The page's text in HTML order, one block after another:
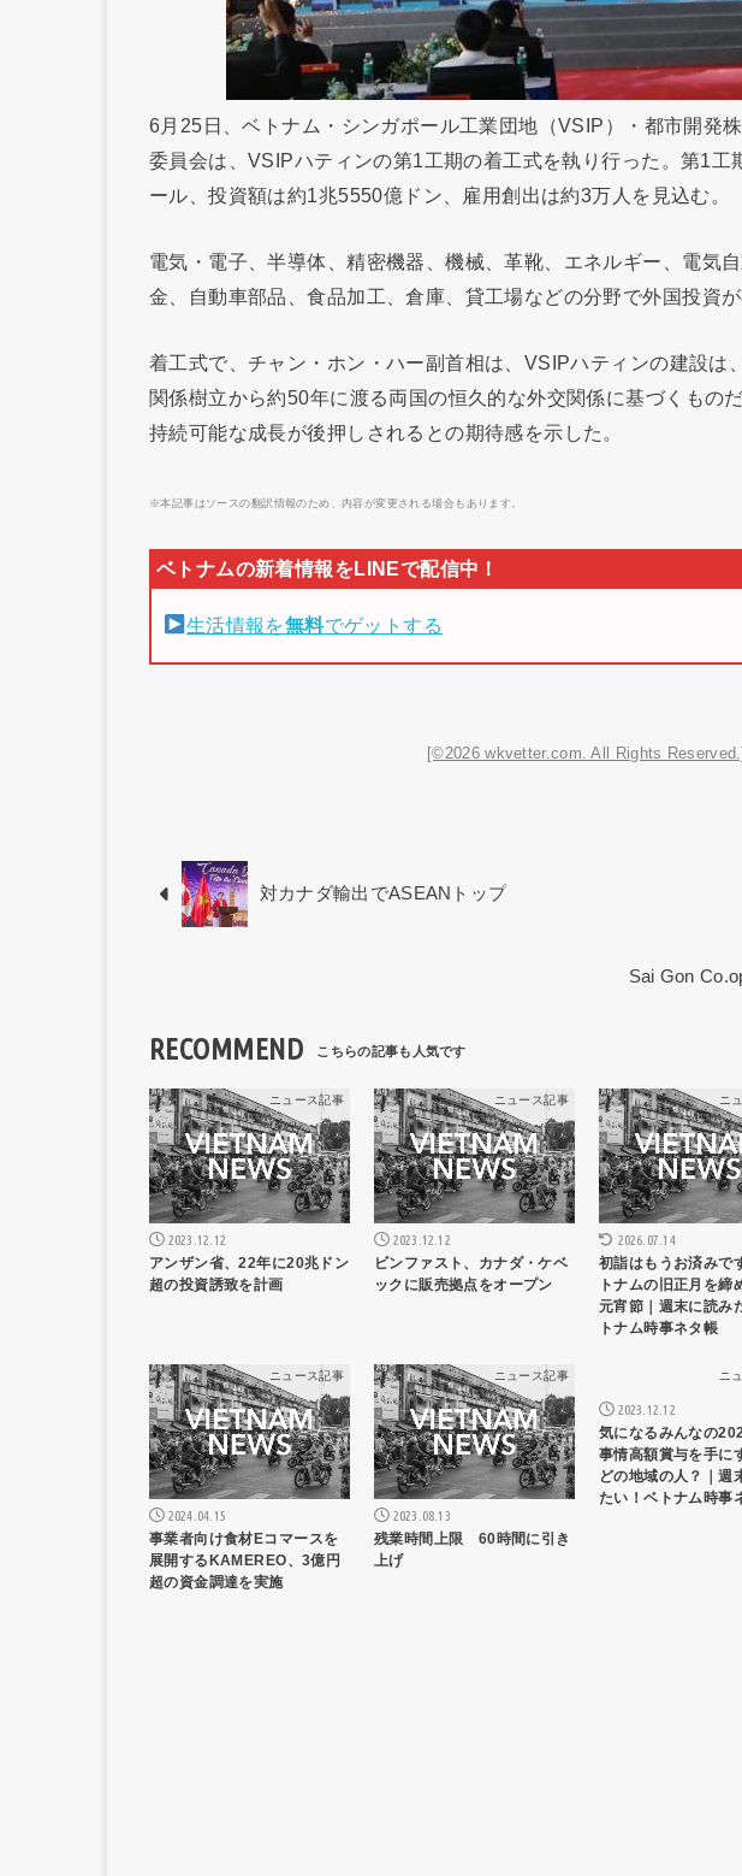
6月25日、ベトナム・シンガポール工業団地（VSIP）・都市開発
委員会は、VSIPハティンの第1工期の着工式を執り行った。第1工
ール、投資額は約1兆5550億ドン、雇用創出は約3万人を見込む。
電気・電子、半導体、精密機器、機械、革靴、エネルギー、電気
金、自動車部品、食品加工、倉庫、貸工場などの分野で外国投資が
着工式で、チャン・ホン・ハー副首相は、VSIPハティンの建設は
関係樹立から約50年に渡る両国の恒久的な外交関係に基づくもの
持続可能な成長が後押しされるとの期待感を示した。
※本記事はソースの翻訳情報のため、内容が変更される場合もあります。
生活情報を無料でゲットする
[©2026 wkvetter.com. All Rights Reserved.]
対カナダ輸出でASEANトップ
Sai Gon
RECOMMEND
ニュース記事
2023.12.12
アンザン省、22年に20兆ドン
超の投資誘致を計画
ニュース記事
2023.12.12
ビンファスト、カナダ・ケベ
ックに販売拠点をオープン
ニ
2026.07.14
初詣はもうお済みで
トナムの旧正月を締
元宵節｜週末に読み
トナム時事ネタ帳
ニュース記事
2024.04.15
事業者向け⾷材Eコマースを
展開するKAMEREO、3億円
超の資⾦調達を実施
ニュース記事
2023.08.13
残業時間上限 60時間に引き
上げ
ニ
2023.12.12
気になるみんなの
事情高額賞与を手に
どの地域の人？｜週
たい！ベトナム時事